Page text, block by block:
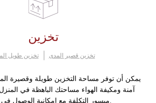
تخزين
تخزين طويل تخزين قصير المدى
يمكن أن توفر مساحة التخزين طويلة وقصيرة
آمنة ومكيفة الهواء مساحتك الباهظة في